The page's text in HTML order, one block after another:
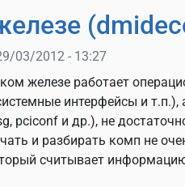
03/2012 - 13:27
железе работает
интерфейсы и
pciconf и др.), не
и разбирать комп не
считывает